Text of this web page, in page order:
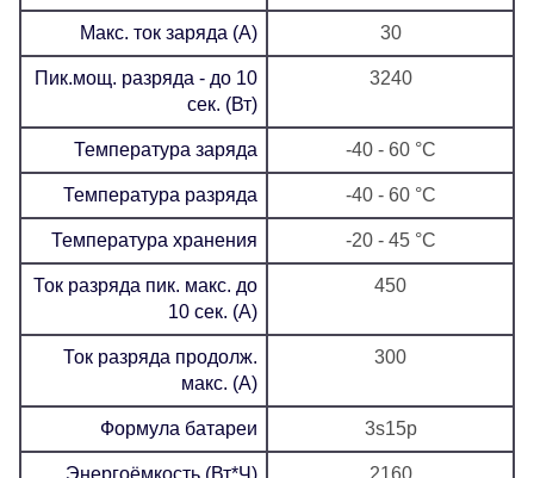
Макс. ток заряда (А) 30
Пик.мощ. разряда - до 10
сек. (Вт)
3240
Температура заряда -40 - 60 °C
Температура разряда -40 - 60 °C
Температура хранения -20 - 45 °C
Ток разряда пик. макс. до
10 сек. (А)
450
Ток разряда продолж.
макс. (А)
300
Формула батареи 3s15p